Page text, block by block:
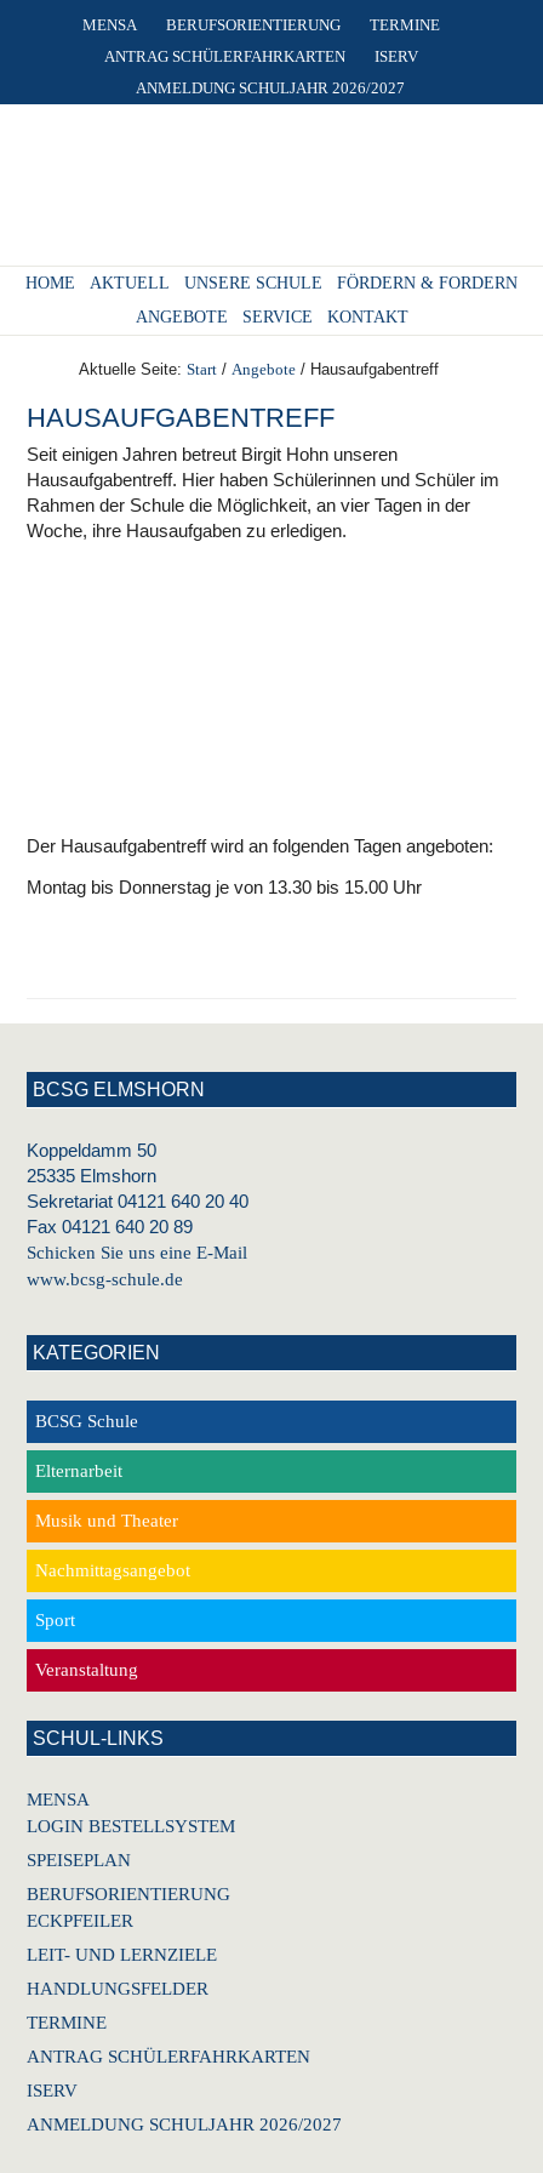
MENSA BERUFSORIENTIERUNG
TERMINE
ANTRAG SCHÜLERFAHRKARTEN
ISERV
ANMELDUNG SCHULJAHR 2026/2027
HOME AKTUELL UNSERE SCHULE
FÖRDERN & FORDERN
ANGEBOTE
SERVICE KONTAKT
Aktuelle Seite:Start / Angebote / Hausaufgabentreff
HAUSAUFGABENTREFF
Seit einigen Jahren betreut Birgit Hohn unseren
Hausaufgabentreff. Hier haben Schülerinnen und Schüler im
Rahmen der Schule die Möglichkeit, an vier Tagen in der
Woche, ihre Hausaufgaben zu erledigen.
Der Hausaufgabentreff wird an folgenden Tagen angeboten:
Montag bis Donnerstag je von 13.30 bis 15.00 Uhr
BCSG ELMSHORN
Koppeldamm 50
25335 Elmshorn
Sekretariat 04121 640 20 40
Fax 04121 640 20 89
Schicken Sie uns eine E-Mail
www.bcsg-schule.de
KATEGORIEN
BCSG Schule
Elternarbeit
Musik und Theater
Nachmittagsangebot
Sport
Veranstaltung
SCHUL-LINKS
MENSA
LOGIN BESTELLSYSTEM
SPEISEPLAN
BERUFSORIENTIERUNG
ECKPFEILER
LEIT- UND LERNZIELE
HANDLUNGSFELDER
TERMINE
ANTRAG SCHÜLERFAHRKARTEN
ISERV
ANMELDUNG SCHULJAHR 2026/2027